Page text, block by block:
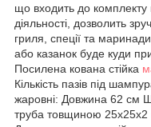
що входить до
діяльності, дозволить
гриля, спеції та
або казанок буде куди
Посилена кована стійка
Кількість пазів під
жаровні: Довжина 62 см
труба товщиною